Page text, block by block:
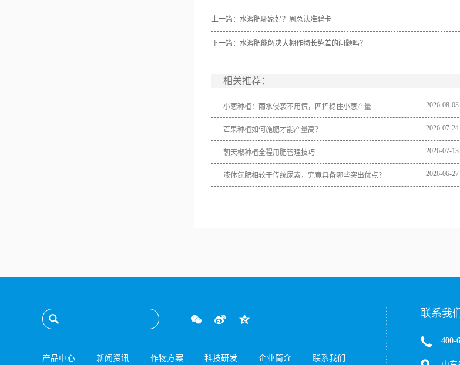
上一篇： 水溶肥哪家好？周总认准碧卡
下一篇： 水溶肥能解决大棚作物长势差的问题吗？
相关推荐：
小葱种植：雨水侵袭不用慌，四招稳住小葱产量 2026-08-03
芒果种植如何施肥才能产量高？ 2026-07-24
朝天椒种植全程用肥管理技巧 2026-07-13
液体氮肥相较于传统尿素，究竟具备哪些突出优点？ 2026-06-27
产品中心 新闻资讯 作物方案 科技研发 企业简介 联系我们
联系我们
400-